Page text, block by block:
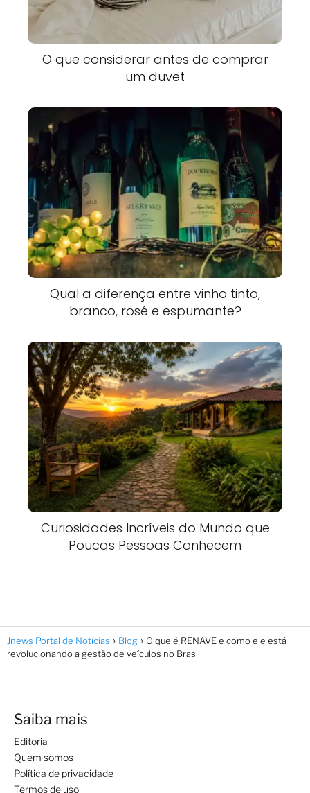
O que considerar antes de comprar
um duvet
Qual a diferença entre vinho tinto,
branco, rosé e espumante?
Curiosidades Incríveis do Mundo que
Poucas Pessoas Conhecem
Jnews Portal de Notícias Blog
O que é RENAVE e como ele está
revolucionando a gestão de veículos no Brasil
Saiba mais
Editoria
Quem somos
Política de privacidade
Termos de uso